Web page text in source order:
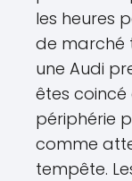
les heures
de marché
une Audi
êtes
périphérie
comme
tempête.